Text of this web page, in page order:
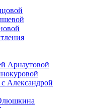
Арнаутовой
Александрой